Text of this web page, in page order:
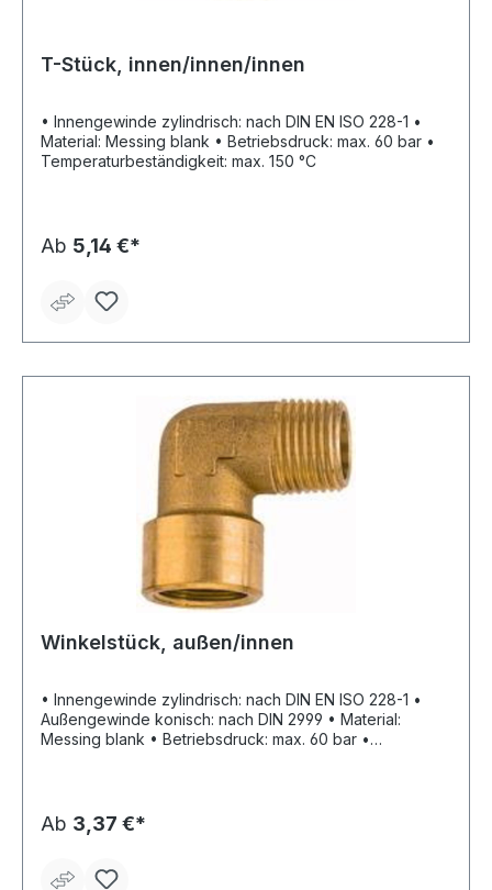
T-Stück, innen/innen/innen
• Innengewinde zylindrisch: nach DIN EN ISO 228-1 •
Material: Messing blank • Betriebsdruck: max. 60 bar •
Temperaturbeständigkeit: max. 150 °C
Ab 5,14 €*
Winkelstück, außen/innen
• Innengewinde zylindrisch: nach DIN EN ISO 228-1 •
Außengewinde konisch: nach DIN 2999 • Material:
Messing blank • Betriebsdruck: max. 60 bar •
Ab 3,37 €*